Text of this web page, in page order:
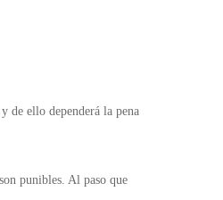
de ello dependerá la pena
punibles. Al paso que